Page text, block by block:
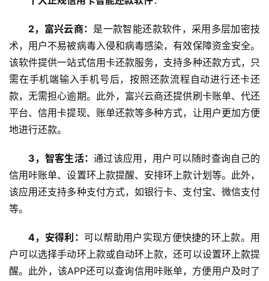
2，富兴云商： 是一款智能还款软件，采用多层加密技
术，用户不易被病毒入侵和病毒感染，有效保障资金安全。
该软件提供一站式信用卡还款服务，支持多种还款方式，只
需在手机端输入手机号后，按照还款流程自动进行还卡还
款，无需担心逾期。此外，富兴云商还提供刷卡账单、代还
平台、信用卡提现、账单还款等多种方式，让用户更加方便
地进行还款。
3，智客生活：通过该应用，用户可以随时查询自己的
信用咔账单、设置环上款提醒、安排环上款计划等。此外，
该应用还支持多种支付方式，如银行卡、支付宝、微信支付
等。
4，安得利： 可以帮助用户实现方便快捷的环上款。用
户可以选择手动环上款或自动环上款，还可以设置环上款提
醒。此外，该APP还可以查询信用咔账单，方便用户及时了